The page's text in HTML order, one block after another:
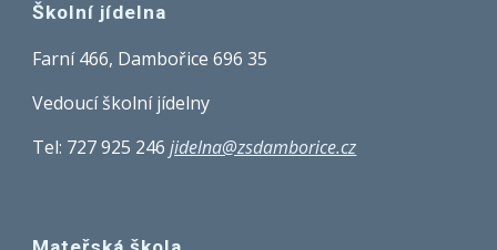
Školní jídelna
Farní 466, Dambořice 696 35
Vedoucí školní jídelny
Tel: 727 925 246 jidelna@zsdamborice.cz